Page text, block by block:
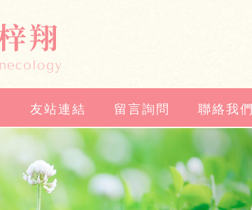
友站連結 留言詢問 聯絡我們